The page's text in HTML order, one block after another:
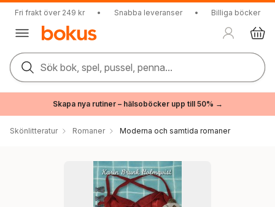
Fri frakt över 249 kr • Snabba leveranser • Billiga böcker
Sök bok, spel, pussel, penna...
Skapa nya rutiner – hälsoböcker upp till 50% →
Skönlitteratur Romaner Moderna och samtida romaner